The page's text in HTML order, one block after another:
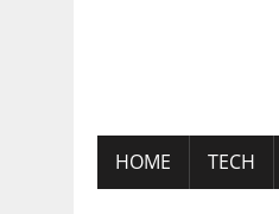
HOME TECH